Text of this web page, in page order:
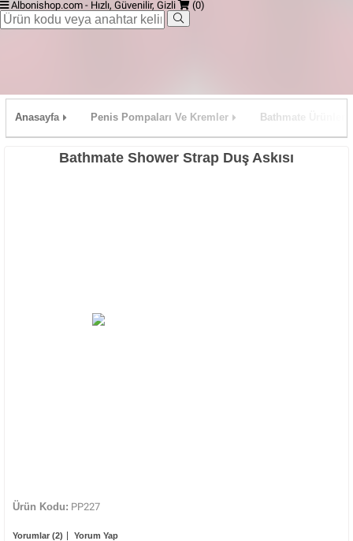
Albonishop.com - Hızlı, Güvenilir, Gizli (0)
Anasayfa Penis Pompaları Ve Kremler Bathmate Ürünleri
Bathmate Shower Strap Duş Askısı
Ürün Kodu: PP227
Yorumlar (2) Yorum Yap